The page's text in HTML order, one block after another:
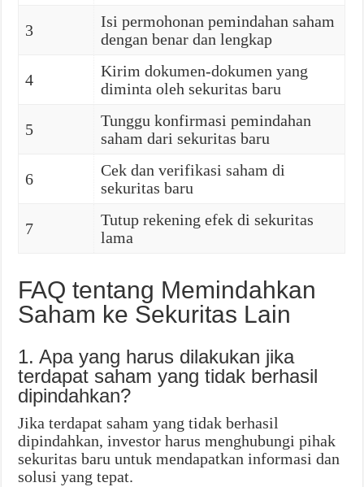
3
Isi permohonan pemindahan saham
dengan benar dan lengkap
4
Kirim dokumen-dokumen yang
diminta oleh sekuritas baru
5
Tunggu konfirmasi pemindahan
saham dari sekuritas baru
6
Cek dan verifikasi saham di
sekuritas baru
7
Tutup rekening efek di sekuritas
lama
FAQ tentang Memindahkan
Saham ke Sekuritas Lain
1. Apa yang harus dilakukan jika
terdapat saham yang tidak berhasil
dipindahkan?
Jika terdapat saham yang tidak berhasil
dipindahkan, investor harus menghubungi pihak
sekuritas baru untuk mendapatkan informasi dan
solusi yang tepat.